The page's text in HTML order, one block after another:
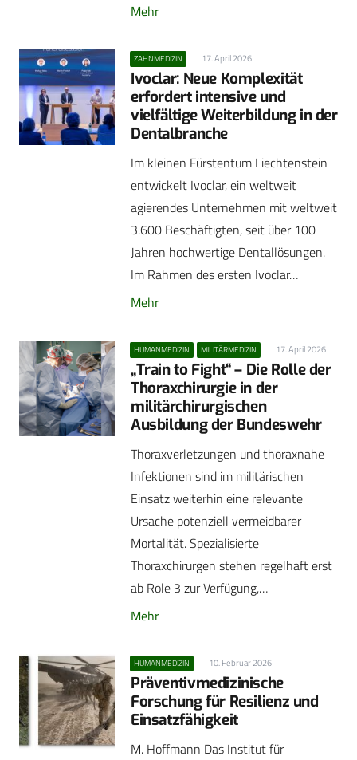
Mehr
ZAHNMEDIZIN 17. April 2026
Ivoclar: Neue Komplexität
erfordert intensive und
vielfältige Weiterbildung in der
Dentalbranche
Im kleinen Fürstentum Liechtenstein
entwickelt Ivoclar, ein weltweit
agierendes Unternehmen mit weltweit
3.600 Beschäftigten, seit über 100
Jahren hochwertige Dentallösungen.
Im Rahmen des ersten Ivoclar…
Mehr
HUMANMEDIZIN MILITÄRMEDIZIN 17. April 2026
„Train to Fight“ – Die Rolle der
Thoraxchirurgie in der
militärchirurgischen
Ausbildung der Bundeswehr
Thoraxverletzungen und thoraxnahe
Infektionen sind im militärischen
Einsatz weiterhin eine relevante
Ursache potenziell vermeidbarer
Mortalität. Spezialisierte
Thoraxchirurgen stehen regelhaft erst
ab Role 3 zur Verfügung,…
Mehr
HUMANMEDIZIN 10. Februar 2026
Präventivmedizinische
Forschung für Resilienz und
Einsatzfähigkeit
M. Hoffmann Das Institut für